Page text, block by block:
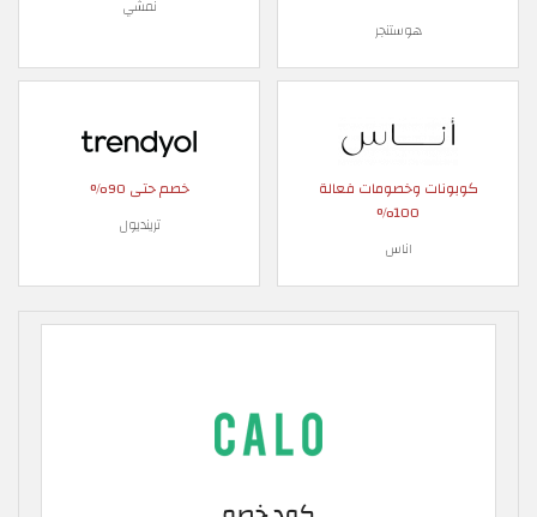
هوستنجر
نمشي
كوبونات وخصومات فعالة
100%
اناس
خصم حتى 90%
ترينديول